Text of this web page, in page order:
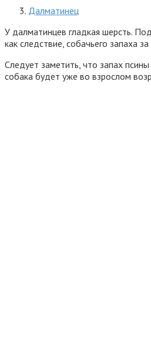
Далматинец
У далматинцев гладкая шерсть.
как следствие, собачьего запаха
Следует заметить, что запах
собака будет уже во взрослом